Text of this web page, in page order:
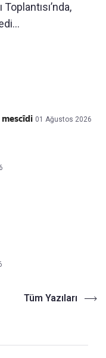
01 Ağustos 2026
Tüm Yazıları